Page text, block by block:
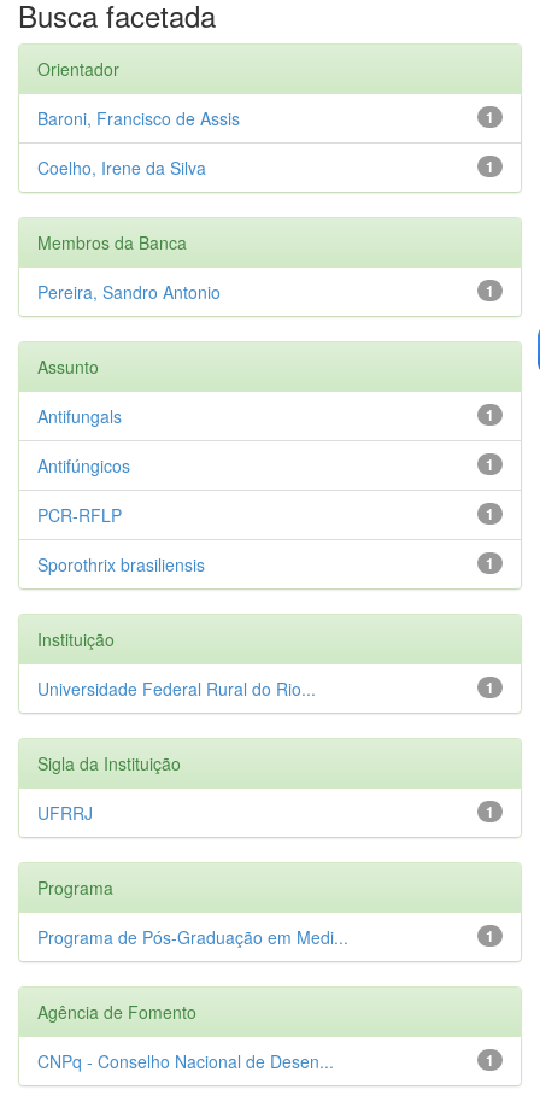
Busca facetada
Orientador
1
Baroni, Francisco de Assis
1
Coelho, Irene da Silva
Membros da Banca
1
Pereira, Sandro Antonio
Assunto
1
Antifungals
1
Antifúngicos
1
PCR-RFLP
1
Sporothrix brasiliensis
Instituição
1
Universidade Federal Rural do Rio...
Sigla da Instituição
1
UFRRJ
Programa
1
Programa de Pós-Graduação em Medi...
Agência de Fomento
1
CNPq - Conselho Nacional de Desen...